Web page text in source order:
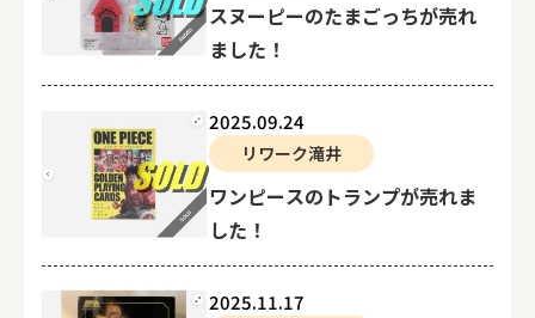
スヌーピーのたまごっちが売れ
ました！
2025.09.24
リワーク滝井
ワンピースのトランプが売れま
した！
2025.11.17